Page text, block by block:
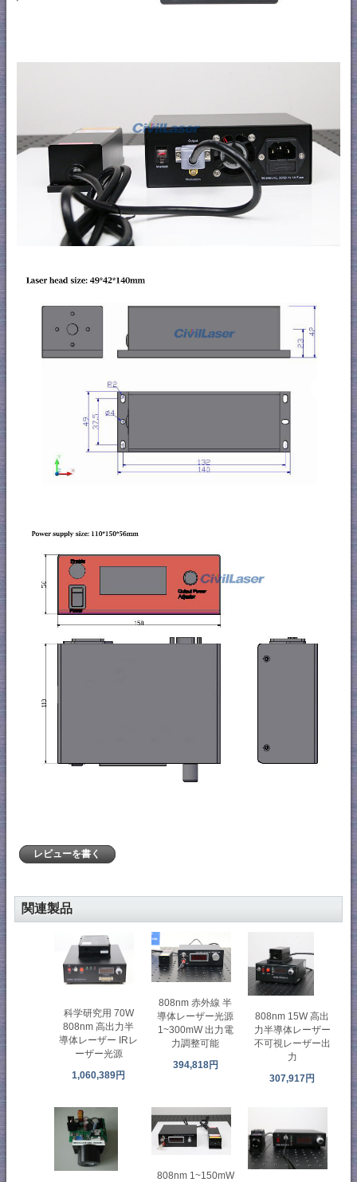
レビューを書く
関連製品
科学研究用 70W
808nm 高出力半
導体レーザー IRレ
ーザー光源
1,060,389円
808nm 赤外線 半
導体レーザー光源
1~300mW 出力電
力調整可能
394,818円
808nm 15W 高出
力半導体レーザー
不可視レーザー出
力
307,917円
808nm 1~150mW